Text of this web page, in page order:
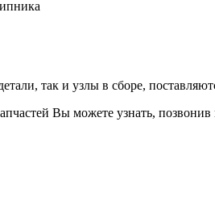
так и узлы в сборе,
Вы можете узнать,